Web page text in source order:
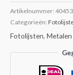
Artikelnummer:
Categorieën:
Fotolijsten,